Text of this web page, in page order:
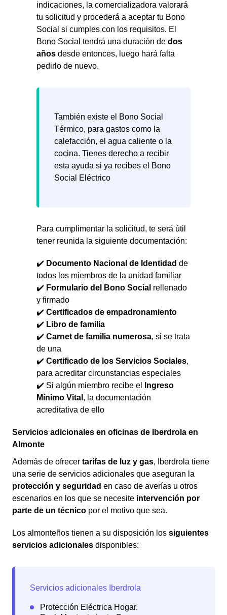
indicaciones, la comercializadora valorará
tu solicitud y procederá a aceptar tu Bono
Social si cumples con los requisitos. El
Bono Social tendrá una duración de dos
años desde entonces, luego hará falta
pedirlo de nuevo.
También existe el Bono Social
Térmico, para gastos como la
calefacción, el agua caliente o la
cocina. Tienes derecho a recibir
esta ayuda si ya recibes el Bono
Social Eléctrico
Para cumplimentar la solicitud, te será útil
tener reunida la siguiente documentación:
✔️ Documento Nacional de Identidad de
todos los miembros de la unidad familiar
✔️ Formulario del Bono Social rellenado
y firmado
✔️ Certificados de empadronamiento
✔️ Libro de familia
✔️ Carnet de familia numerosa, si se trata
de una
✔️ Certificado de los Servicios Sociales,
para acreditar circunstancias especiales
✔️ Si algún miembro recibe el
Ingreso
Mínimo Vital , la documentación
acreditativa de ello
Servicios adicionales en oficinas de Iberdrola en
Almonte
Además de ofrecer tarifas de luz y gas, Iberdrola tiene
una serie de servicios adicionales que aseguran la
protección y seguridad en caso de averías u otros
escenarios en los que se necesite intervención por
parte de un técnico por el motivo que sea.
Los almonteños tienen a su disposición los siguientes
servicios adicionales disponibles: